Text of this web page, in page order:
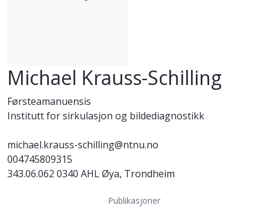
Michael Krauss-Schilling
Førsteamanuensis
Institutt for sirkulasjon og bildediagnostikk
michael.krauss-schilling@ntnu.no
004745809315
343.06.062 0340 AHL Øya, Trondheim
Publikasjoner